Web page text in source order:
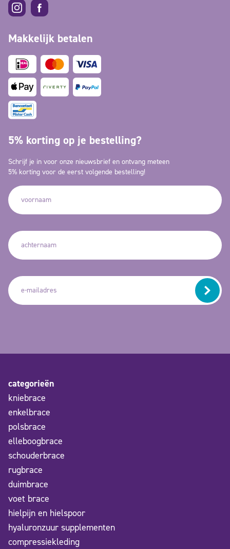
Makkelijk betalen
5% korting op je bestelling?
Schrijf je in voor onze nieuwsbrief en ontvang meteen
5% korting voor de eerst volgende bestelling!
categorieën
kniebrace
enkelbrace
polsbrace
elleboogbrace
schouderbrace
rugbrace
duimbrace
voet brace
hielpijn en hielspoor
hyaluronzuur supplementen
compressiekleding